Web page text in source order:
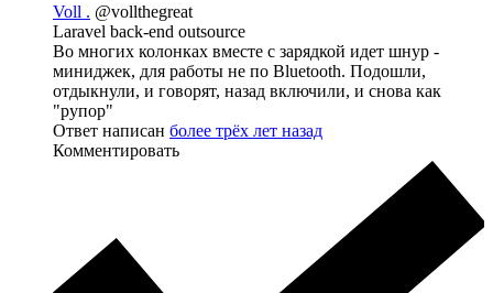
Voll . @vollthegreat
Laravel back-end outsource
Во многих колонках вместе с зарядкой идет шнур -
миниджек, для работы не по Bluetooth. Подошли,
отдыкнули, и говорят, назад включили, и снова как
"рупор"
Ответ написан более трёх лет назад
Комментировать